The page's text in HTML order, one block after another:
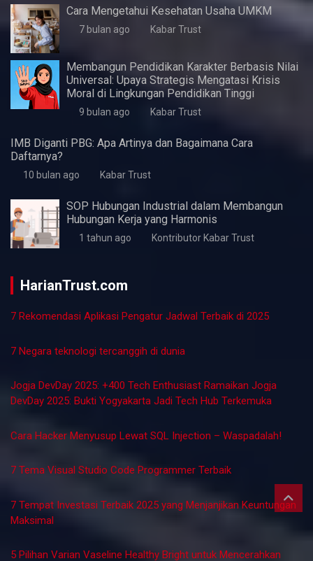
Perlukah UMKM Menyusun Laporan Keuangan?
Peluang Karir di Bidang Teknik Industri: Menelusuri
Lowongan Kerja dan Perspektifnya
Peluang Karier dalam Industri Arsitektur: Temukan
Lowongan Kerja yang Tepat
Cara Mengetahui Kesehatan Usaha UMKM
7 bulan ago Kabar Trust
Universal: Upaya Strategis Mengatasi Krisis
9 bulan ago Kabar Trust
IMB Diganti PBG: Apa Artinya dan Bagaimana Cara
10 bulan ago Kabar Trust
7 Rekomendasi Aplikasi Pengatur Jadwal Terbaik di 2025